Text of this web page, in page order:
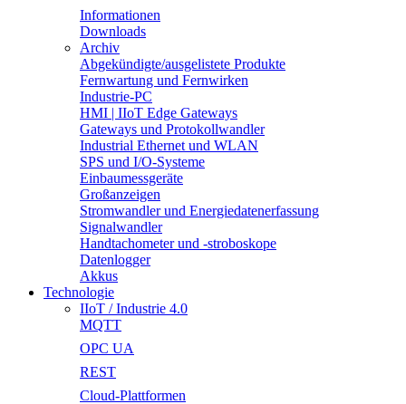
Informationen
Downloads
Archiv
Abgekündigte/ausgelistete Produkte
Fernwartung und Fernwirken
Industrie-PC
HMI | IIoT Edge Gateways
Gateways und Protokollwandler
Industrial Ethernet und WLAN
SPS und I/O-Systeme
Einbaumessgeräte
Großanzeigen
Stromwandler und Energiedatenerfassung
Signalwandler
Handtachometer und -stroboskope
Datenlogger
Akkus
Technologie
IIoT / Industrie 4.0
MQTT
OPC UA
REST
Cloud-Plattformen